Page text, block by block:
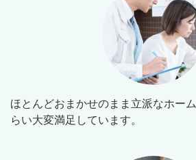
ほとんどおまかせのまま立派なホー
らい大変満足しています。